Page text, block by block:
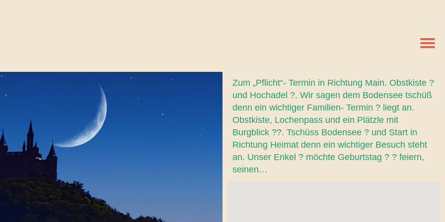
Zum „Pflicht“- Termin in Richtung Main. Obstkiste ?
und Hochadel ?. Wir sagen dem Bodensee tschüß
denn ein wichtiger Familien- Termin ? liegt an.
Obstkiste, Lochenpass und ein Plätzle mit
Burgblick ??. Tschüss Bodensee ? und Start in
Richtung Heimat denn ein wichtiger Besuch steht
an. Unser Enkel ? möchte Geburtstag ? ? feiern,
seinen…